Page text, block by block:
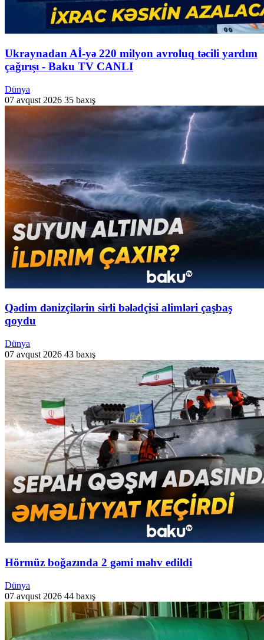
Ukraynadan Aİ-yə 220 milyon avroluq təcili yardım
çağırışı - Baku TV CANLI
Dünya
07 avqust 2026 35 baxış
Qədim dənizçilərin sirli bələdçisi alimləri çaşbaş
qoydu
Dünya
07 avqust 2026 43 baxış
Hörmüz boğazında 2 gəmi məhv edildi
Dünya
07 avqust 2026 44 baxış